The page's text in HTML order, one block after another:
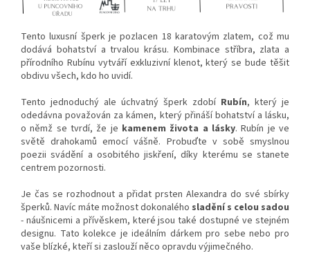
Tento luxusní šperk je pozlacen 18 karatovým zlatem, což mu
dodává bohatství a trvalou krásu. Kombinace stříbra, zlata a
přírodního Rubínu vytváří exkluzivní klenot, který se bude těšit
obdivu všech, kdo ho uvidí.
Tento jednoduchý ale úchvatný šperk zdobí Rubín, který je
odedávna považován za kámen, který přináší bohatství a lásku,
o němž se tvrdí, že je kamenem života a lásky. Rubín je ve
světě drahokamů emocí vášně. Probuďte v sobě smyslnou
poezii svádění a osobitého jiskření, díky kterému se stanete
centrem pozornosti.
Je čas se rozhodnout a přidat prsten Alexandra do své sbírky
šperků. Navíc máte možnost dokonalého sladění s celou sadou
- náušnicemi a přívěskem, které jsou také dostupné ve stejném
designu. Tato kolekce je ideálním dárkem pro sebe nebo pro
vaše blízké, kteří si zaslouží něco opravdu výjimečného.